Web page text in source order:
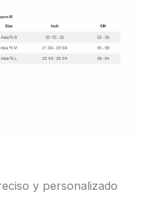
y personalizado